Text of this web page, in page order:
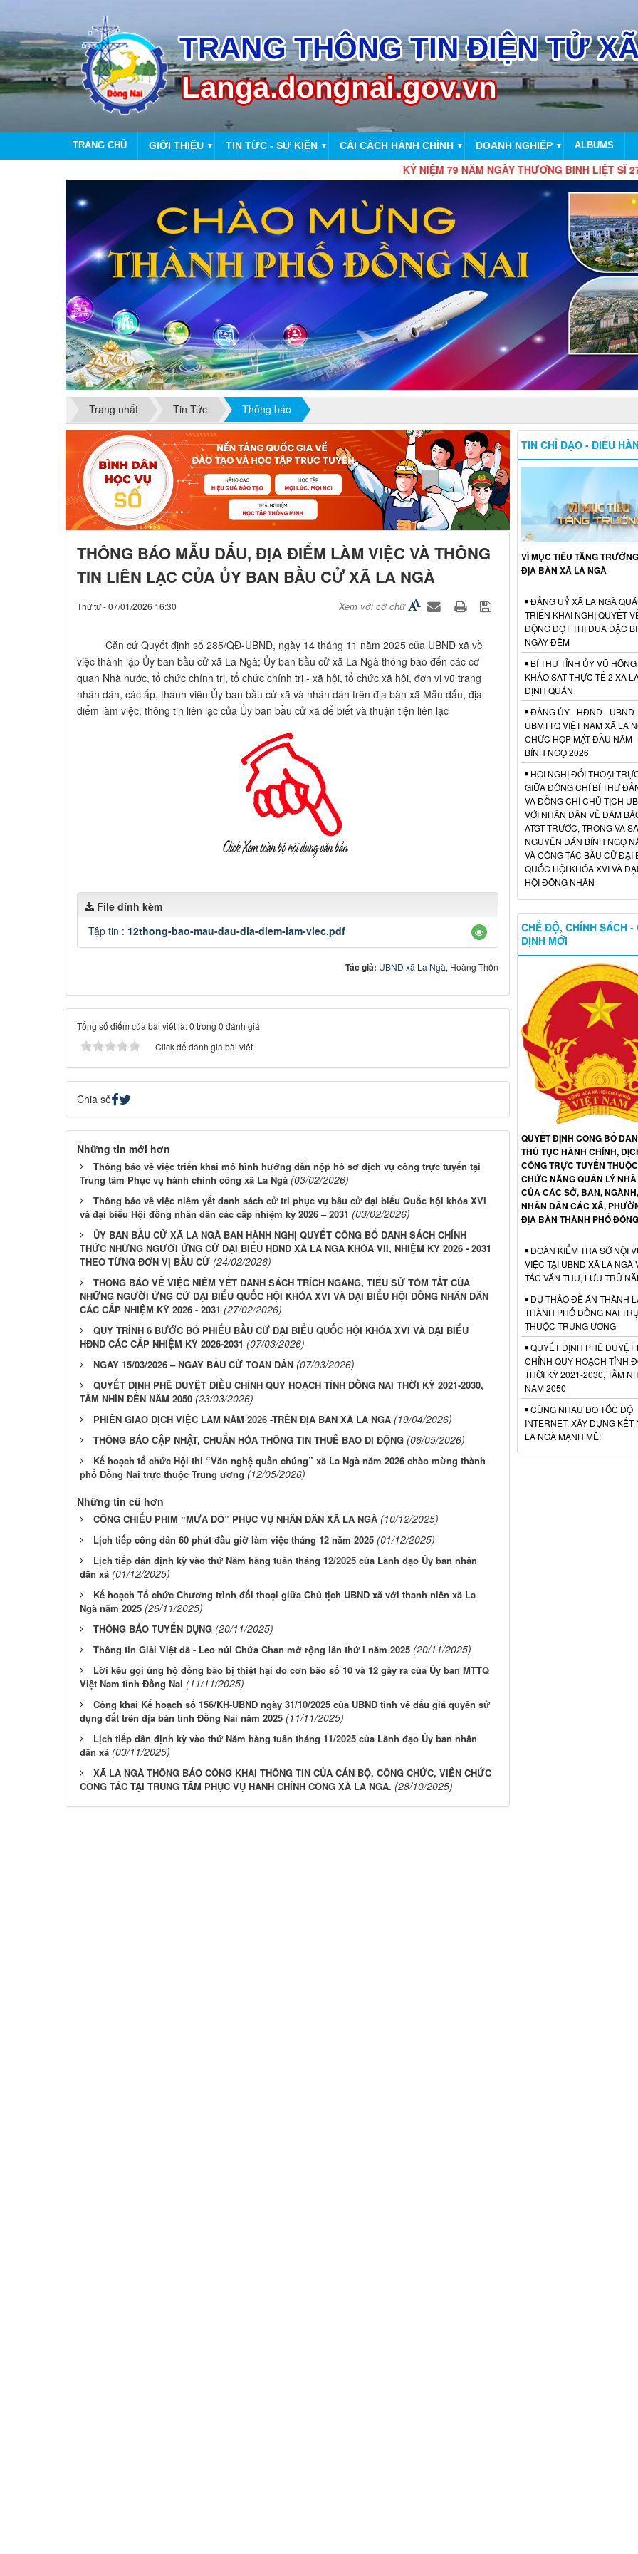
TRANG CHỦ GIỚI THIỆU ▼ TIN TỨC - SỰ KIỆN ▼ CẢI CÁCH HÀNH CHÍNH ▼ DOANH NGHIỆP ▼ ALBUMS
KỶ NIỆM 79 NĂM NGÀY THƯƠNG BINH LIỆT SĨ 27/7/1947
Trang nhất Tin Tức Thông báo
THÔNG BÁO MẪU DẤU, ĐỊA ĐIỂM LÀM VIỆC VÀ THÔNG
TIN LIÊN LẠC CỦA ỦY BAN BẦU CỬ XÃ LA NGÀ
Thứ tư - 07/01/2026 16:30 Xem với cỡ chữ
Căn cứ Quyết định số 285/QĐ-UBND, ngày 14 tháng 11 năm 2025 của UBND xã về
việc thành lập Ủy ban bầu cử xã La Ngà; Ủy ban bầu cử xã La Ngà thông báo đến các cơ
quan Nhà nước, tổ chức chính trị, tổ chức chính trị - xã hội, tổ chức xã hội, đơn vị vũ trang
nhân dân, các ấp, thành viên Ủy ban bầu cử xã và nhân dân trên địa bàn xã Mẫu dấu, địa
điểm làm việc, thông tin liên lạc của Ủy ban bầu cử xã để biết và thuận tiện liên lạc
File đính kèm
Tập tin : 12thong-bao-mau-dau-dia-diem-lam-viec.pdf
Tác giả: UBND xã La Ngà, Hoàng Thốn
Tổng số điểm của bài viết là: 0 trong 0 đánh giá
Click để đánh giá bài viết
Chia sẻ
Những tin mới hơn
Thông báo về việc triển khai mô hình hướng dẫn nộp hồ sơ dịch vụ công trực tuyến tại
Trung tâm Phục vụ hành chính công xã La Ngà (03/02/2026)
Thông báo về việc niêm yết danh sách cử tri phục vụ bầu cử đại biểu Quốc hội khóa XVI
và đại biểu Hội đồng nhân dân các cấp nhiệm kỳ 2026 – 2031 (03/02/2026)
ỦY BAN BẦU CỬ XÃ LA NGÀ BAN HÀNH NGHỊ QUYẾT CÔNG BỐ DANH SÁCH CHÍNH
THỨC NHỮNG NGƯỜI ỨNG CỬ ĐẠI BIỂU HĐND XÃ LA NGÀ KHÓA VII, NHIỆM KỲ 2026 - 2031
THEO TỪNG ĐƠN VỊ BẦU CỬ (24/02/2026)
THÔNG BÁO VỀ VIỆC NIÊM YẾT DANH SÁCH TRÍCH NGANG, TIỂU SỬ TÓM TẮT CỦA
NHỮNG NGƯỜI ỨNG CỬ ĐẠI BIỂU QUỐC HỘI KHÓA XVI VÀ ĐẠI BIỂU HỘI ĐỒNG NHÂN DÂN
CÁC CẤP NHIỆM KỲ 2026 - 2031 (27/02/2026)
QUY TRÌNH 6 BƯỚC BỎ PHIẾU BẦU CỬ ĐẠI BIỂU QUỐC HỘI KHÓA XVI VÀ ĐẠI BIỂU
HĐND CÁC CẤP NHIỆM KỲ 2026-2031 (07/03/2026)
NGÀY 15/03/2026 – NGÀY BẦU CỬ TOÀN DÂN (07/03/2026)
QUYẾT ĐỊNH PHÊ DUYỆT ĐIỀU CHỈNH QUY HOẠCH TỈNH ĐỒNG NAI THỜI KỲ 2021-2030,
TẦM NHÌN ĐẾN NĂM 2050 (23/03/2026)
PHIÊN GIAO DỊCH VIỆC LÀM NĂM 2026 -TRÊN ĐỊA BÀN XÃ LA NGÀ (19/04/2026)
THÔNG BÁO CẬP NHẬT, CHUẨN HÓA THÔNG TIN THUÊ BAO DI ĐỘNG (06/05/2026)
Kế hoạch tổ chức Hội thi “Văn nghệ quần chúng” xã La Ngà năm 2026 chào mừng thành
phố Đồng Nai trực thuộc Trung ương (12/05/2026)
Những tin cũ hơn
CÔNG CHIẾU PHIM “MƯA ĐỎ” PHỤC VỤ NHÂN DÂN XÃ LA NGÀ (10/12/2025)
Lịch tiếp công dân 60 phút đầu giờ làm việc tháng 12 năm 2025 (01/12/2025)
Lịch tiếp dân định kỳ vào thứ Năm hàng tuần tháng 12/2025 của Lãnh đạo Ủy ban nhân
dân xã (01/12/2025)
Kế hoạch Tổ chức Chương trình đối thoại giữa Chủ tịch UBND xã với thanh niên xã La
Ngà năm 2025 (26/11/2025)
THÔNG BÁO TUYỂN DỤNG (20/11/2025)
Thông tin Giải Việt dã - Leo núi Chứa Chan mở rộng lần thứ I năm 2025 (20/11/2025)
Lời kêu gọi ủng hộ đồng bào bị thiệt hại do cơn bão số 10 và 12 gây ra của Ủy ban MTTQ
Việt Nam tỉnh Đồng Nai (11/11/2025)
Công khai Kế hoạch số 156/KH-UBND ngày 31/10/2025 của UBND tỉnh về đấu giá quyền sử
dụng đất trên địa bàn tỉnh Đồng Nai năm 2025 (11/11/2025)
Lịch tiếp dân định kỳ vào thứ Năm hàng tuần tháng 11/2025 của Lãnh đạo Ủy ban nhân
dân xã (03/11/2025)
XÃ LA NGÀ THÔNG BÁO CÔNG KHAI THÔNG TIN CỦA CÁN BỘ, CÔNG CHỨC, VIÊN CHỨC
CÔNG TÁC TẠI TRUNG TÂM PHỤC VỤ HÀNH CHÍNH CÔNG XÃ LA NGÀ. (28/10/2025)
TIN CHỈ ĐẠO - ĐIỀU
VÌ MỤC TIÊU TĂNG
ĐỊA BÀN XÃ LA NGÀ
ĐẢNG UỶ XÃ LA NGÀ
TRIỂN KHAI NGHỊ QUYẾT
ĐỘNG ĐỢT THI ĐUA ĐẶC
NGÀY ĐÊM
BÍ THƯ TỈNH ỦY VŨ HỒNG
KHẢO SÁT THỰC TẾ 2 XÃ
ĐỊNH QUÁN
ĐẢNG ỦY - HĐND - UBND
UBMTTQ VIỆT NAM XÃ LA
CHỨC HỌP MẶT ĐẦU NĂM
BÍNH NGỌ 2026
HỘI NGHỊ ĐỐI THOẠI
GIỮA ĐỒNG CHÍ BÍ THƯ
VÀ ĐỒNG CHÍ CHỦ TỊCH
VỚI NHÂN DÂN VỀ ĐẢM
ATGT TRƯỚC, TRONG VÀ
NGUYÊN ĐÁN BÍNH NGỌ
VÀ CÔNG TÁC BẦU CỬ ĐẠI
QUỐC HỘI KHÓA XVI VÀ
HỘI ĐỒNG NHÂN
CHẾ ĐỘ, CHÍNH SÁCH -
ĐỊNH MỚI
QUYẾT ĐỊNH CÔNG BỐ
THỦ TỤC HÀNH CHÍNH,
CÔNG TRỰC TUYẾN
CHỨC NĂNG QUẢN LÝ
CỦA CÁC SỞ, BAN,
NHÂN DÂN CÁC XÃ,
ĐỊA BÀN THÀNH PHỐ
ĐOÀN KIỂM TRA SỞ NỘI
VIỆC TẠI UBND XÃ LA NGÀ
TÁC VĂN THƯ, LƯU TRỮ
DỰ THẢO ĐỀ ÁN THÀNH
THÀNH PHỐ ĐỒNG NAI
THUỘC TRUNG ƯƠNG
QUYẾT ĐỊNH PHÊ DUYỆT
CHỈNH QUY HOẠCH TỈNH
THỜI KỲ 2021-2030, TẦM
NĂM 2050
CÙNG NHAU ĐO TỐC ĐỘ
INTERNET, XÂY DỰNG KẾT
LA NGÀ MẠNH MẼ!